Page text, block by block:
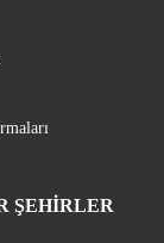
ŞEHİRLER